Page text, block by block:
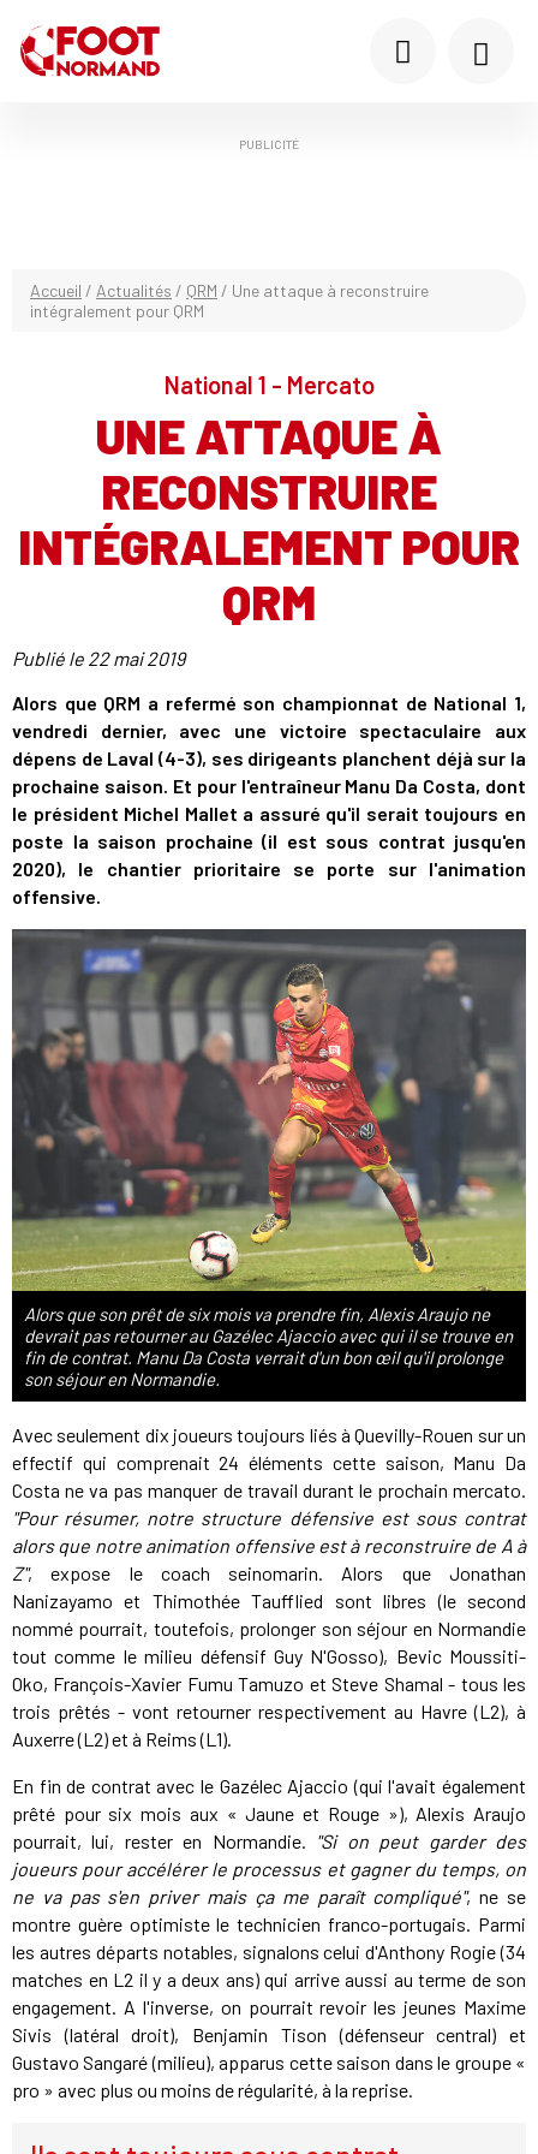
PUBLICITÉ
Accueil / Actualités / QRM / Une attaque à reconstruire
intégralement pour QRM
National 1 - Mercato
UNE ATTAQUE À
RECONSTRUIRE
INTÉGRALEMENT POUR
QRM
Publié le 22 mai 2019
Alors que QRM a refermé son championnat de National 1,
vendredi dernier, avec une victoire spectaculaire aux
dépens de Laval (4-3), ses dirigeants planchent déjà sur la
prochaine saison. Et pour l'entraîneur Manu Da Costa, dont
le président Michel Mallet a assuré qu'il serait toujours en
poste la saison prochaine (il est sous contrat jusqu'en
2020), le chantier prioritaire se porte sur l'animation
offensive.
Alors que son prêt de six mois va prendre fin, Alexis Araujo ne
devrait pas retourner au Gazélec Ajaccio avec qui il se trouve en
fin de contrat. Manu Da Costa verrait d'un bon œil qu'il prolonge
son séjour en Normandie.
Avec seulement dix joueurs toujours liés à Quevilly-Rouen sur un
effectif qui comprenait 24 éléments cette saison, Manu Da
Costa ne va pas manquer de travail durant le prochain mercato.
"Pour résumer, notre structure défensive est sous contrat
alors que notre animation offensive est à reconstruire de A à
Z", expose le coach seinomarin. Alors que Jonathan
Nanizayamo et Thimothée Taufflied sont libres (le second
nommé pourrait, toutefois, prolonger son séjour en Normandie
tout comme le milieu défensif Guy N'Gosso), Bevic Moussiti-
Oko, François-Xavier Fumu Tamuzo et Steve Shamal - tous les
trois prêtés - vont retourner respectivement au Havre (L2), à
Auxerre (L2) et à Reims (L1).
En fin de contrat avec le Gazélec Ajaccio (qui l'avait également
prêté pour six mois aux « Jaune et Rouge »), Alexis Araujo
pourrait, lui, rester en Normandie. "Si on peut garder des
joueurs pour accélérer le processus et gagner du temps, on
ne va pas s'en priver mais ça me paraît compliqué", ne se
montre guère optimiste le technicien franco-portugais. Parmi
les autres départs notables, signalons celui d'Anthony Rogie (34
matches en L2 il y a deux ans) qui arrive aussi au terme de son
engagement. A l'inverse, on pourrait revoir les jeunes Maxime
Sivis (latéral droit), Benjamin Tison (défenseur central) et
Gustavo Sangaré (milieu), apparus cette saison dans le groupe «
pro » avec plus ou moins de régularité, à la reprise.